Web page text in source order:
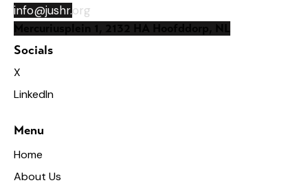
info@jushr.org
Mercuriusplein 1, 2132 HA Hoofddorp, NL
Socials
X
LinkedIn
Menu
Home
About Us